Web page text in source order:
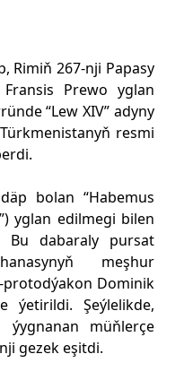
Rimiň 267-nji Papasy
Prewo yglan
“Lew XIV” adyny
resmi
bolan “Habemus
yglan edilmegi bilen
Bu dabaraly pursat
meşhur
protodýakon Dominik
ýetirildi. Şeýlelikde,
müňlerçe
gezek eşitdi.